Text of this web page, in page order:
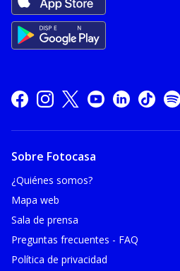
Sobre Fotocasa
¿Quiénes somos?
Mapa web
Sala de prensa
Preguntas frecuentes - FAQ
Política de privacidad